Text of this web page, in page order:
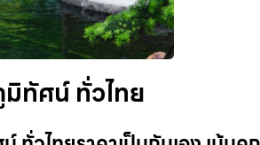
ทัศน์ ทั่วไทย